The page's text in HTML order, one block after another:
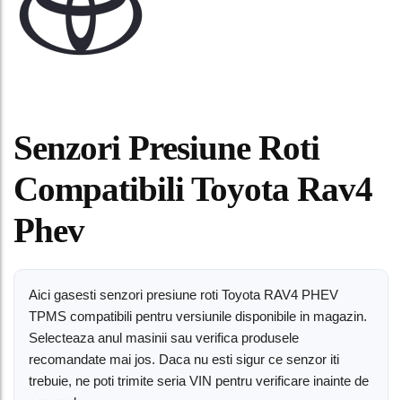
Senzori Presiune Roti
Compatibili Toyota Rav4
Phev
Aici gasesti senzori presiune roti Toyota RAV4 PHEV
TPMS compatibili pentru versiunile disponibile in magazin.
Selecteaza anul masinii sau verifica produsele
recomandate mai jos. Daca nu esti sigur ce senzor iti
trebuie, ne poti trimite seria VIN pentru verificare inainte de